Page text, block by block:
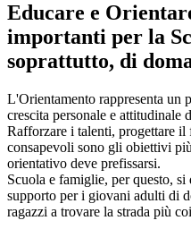
Educare e
importanti per la
soprattutto, di
L'Orientamento rappresenta un
crescita personale e attitudinale
Rafforzare i talenti, progettare il
consapevoli sono gli obiettivi
orientativo deve prefissarsi.
Scuola e famiglie, per questo,
supporto per i giovani adulti di
ragazzi a trovare la strada più